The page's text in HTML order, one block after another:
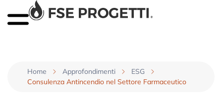
Home Approfondimenti
ESG
Consulenza Antincendio nel Settore Farmaceutico